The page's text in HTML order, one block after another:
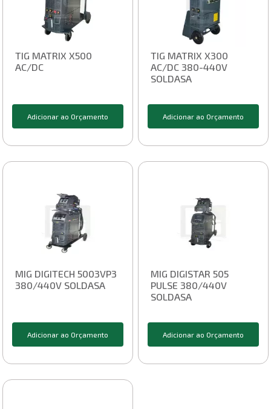
TIG MATRIX X500
AC/DC
Adicionar ao Orçamento
TIG MATRIX X300
AC/DC 380-440V
SOLDASA
Adicionar ao Orçamento
MIG DIGITECH 5003VP3
380/440V SOLDASA
Adicionar ao Orçamento
MIG DIGISTAR 505
PULSE 380/440V
SOLDASA
Adicionar ao Orçamento